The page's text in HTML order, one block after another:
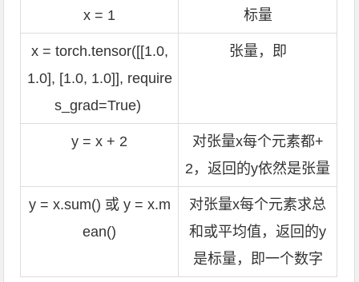
x = 1 标量
x = torch.tensor([[1.0,
1.0], [1.0, 1.0]], require
s_grad=True)
张量，即
y = x + 2
对张量x每个元素都+
2，返回的y依然是张量
y = x.sum() 或 y = x.m
ean()
对张量x每个元素求总
和或平均值，返回的y
是标量，即一个数字